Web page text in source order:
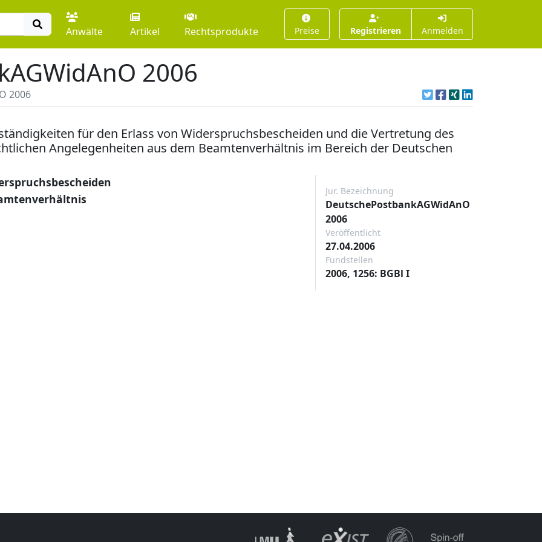
Anwälte Artikel Rechtsprodukte Preise Registrieren Anmelden
2006
2006
für den Erlass von Widerspruchsbescheiden und die Vertretung des
Angelegenheiten aus dem Beamtenverhältnis im Bereich der Deutschen
Jur. Bezeichnung
DeutschePostbankAGWidAnO
2006
Veröffentlicht
27.04.2006
Fundstellen
2006, 1256: BGBl I